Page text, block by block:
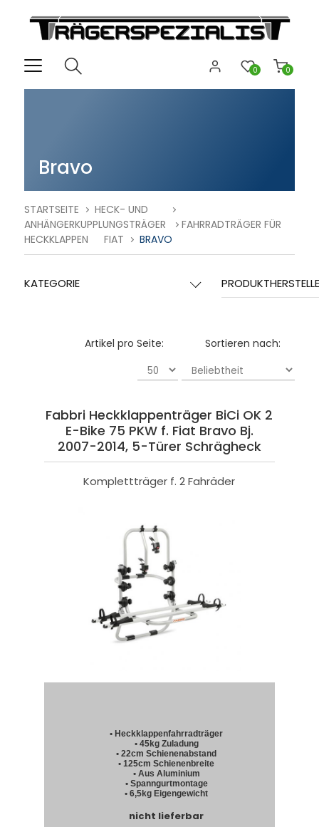
0
0
Bravo
STARTSEITE
HECK- UND
ANHÄNGERKUPPLUNGSTRÄGER
FAHRRADTRÄGER FÜR
HECKKLAPPEN
FIAT BRAVO
KATEGORIE
Sortieren nach:
Artikel pro Seite:
Fabbri Heckklappenträger BiCi OK 2
E-Bike 75 PKW f. Fiat Bravo Bj.
2007-2014, 5-Türer Schrägheck
Komplettträger f. 2 Fahräder
• Heckklappenfahrradträger
• 45kg Zuladung
• 22cm Schienenabstand
• 125cm Schienenbreite
• Aus Aluminium
• Spanngurtmontage
• 6,5kg Eigengewicht
nicht lieferbar